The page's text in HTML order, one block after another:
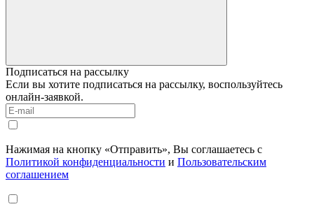
Подписаться на рассылку
Если вы хотите подписаться на рассылку, воспользуйтесь
онлайн-заявкой.
Нажимая на кнопку «Отправить», Вы соглашаетесь с
Политикой конфиденциальности и Пользовательским
соглашением